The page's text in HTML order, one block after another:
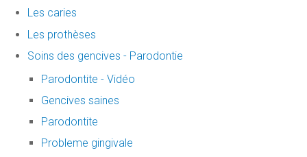
Les caries
Les prothèses
Soins des gencives - Parodontie
Parodontite - Vidéo
Gencives saines
Parodontite
Probleme gingivale